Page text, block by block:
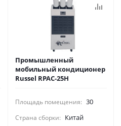
Промышленный
мобильный кондиционер
Russel RPAC-25H
Площадь помещения: 30
Страна сборки: Китай